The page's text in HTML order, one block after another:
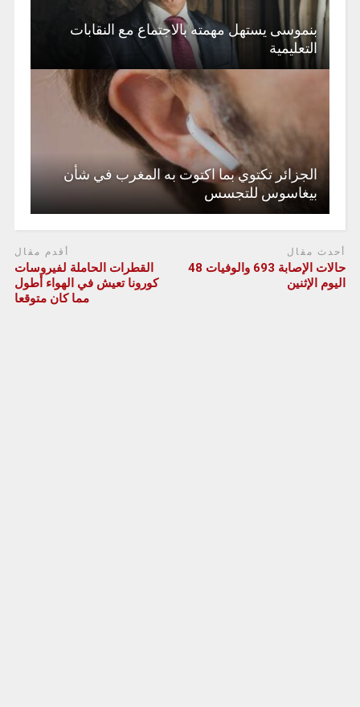
بنموسى يستهل مهمته بالاجتماع مع النقابات
التعليمية
الجزائر تكتوي بما اكتوت به المغرب في شأن
بيغاسوس للتجسس
أحدث مقال
حالات الإصابة 693 والوفيات 48
اليوم الإثنين
أقدم مقال
القطرات الحاملة لفيروسات
كورونا تعيش في الهواء أطول
مما كان متوقعا